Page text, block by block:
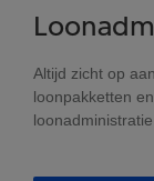
Altijd zicht op
loonpakketten